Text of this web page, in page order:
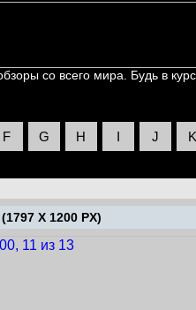
со всего мира. Будь в
F G H I J K
X 1200 PX)